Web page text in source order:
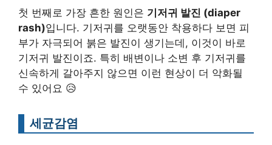
첫 번째로 가장 흔한 원인은 기저귀 발진 (diaper
rash)입니다. 기저귀를 오랫동안 착용하다 보면 피
부가 자극되어 붉은 발진이 생기는데, 이것이 바로
기저귀 발진이죠. 특히 배변이나 소변 후 기저귀를
신속하게 갈아주지 않으면 이런 현상이 더 악화될
수 있어요 😥
세균감염